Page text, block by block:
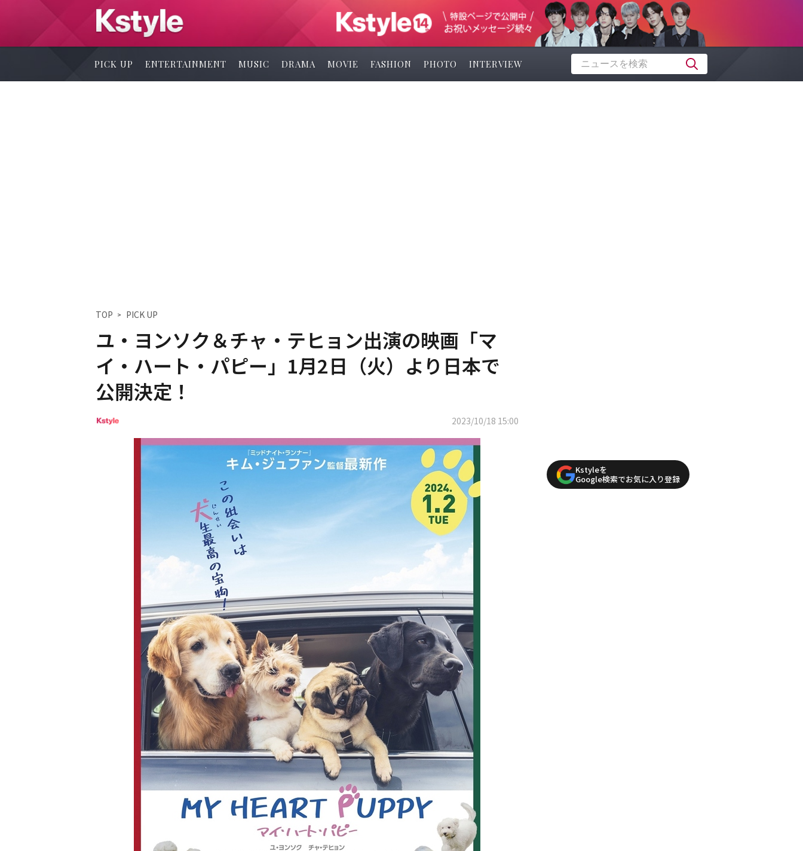
PICK UP ENTERTAINMENT MUSIC DRAMA MOVIE FASHION PHOTO INTERVIEW
TOP PICK UP
ユ・ヨンソク＆チャ・テヒョン出演の映画「マ
イ・ハート・パピー」1月2日（火）より日本で
公開決定！
2023/10/18 15:00
Kstyleを
Google検索でお気に入り登録